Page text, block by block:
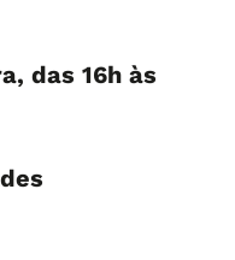
das 16h às